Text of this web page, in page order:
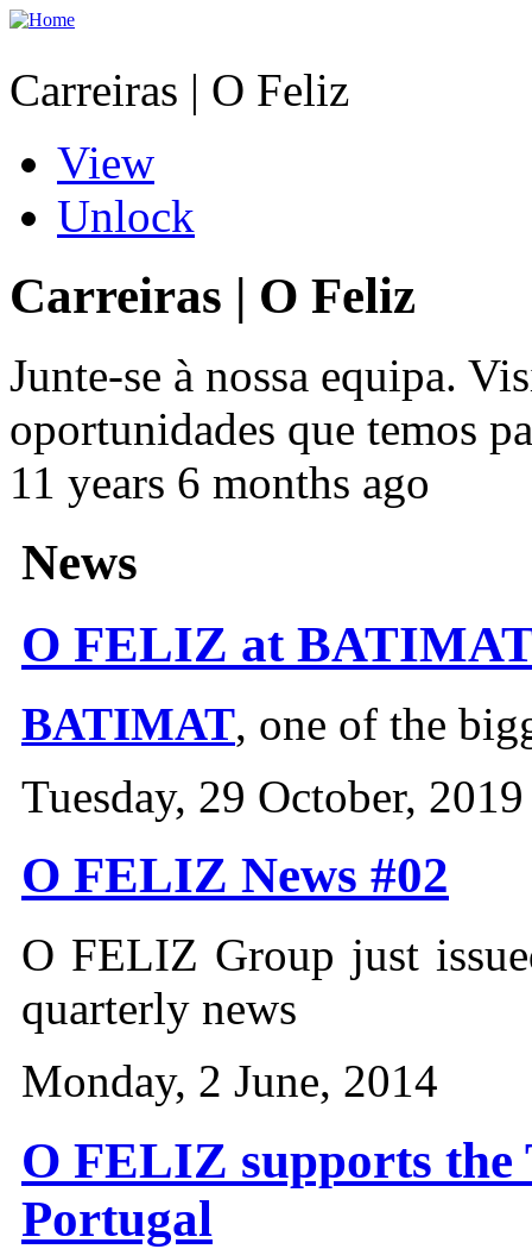
Skip to main content
You are here
Carreiras | O Feliz
Primary tabs
View
Unlock
Carreiras | O Feliz
Junte-se à nossa equipa.
oportunidades que temos
11 years 6 months ago
News
O FELIZ at
BATIMAT, one of the
Tuesday, 29 October, 2019
O FELIZ News #02
O FELIZ Group just
quarterly news
Monday, 2 June, 2014
O FELIZ supports the
Portugal